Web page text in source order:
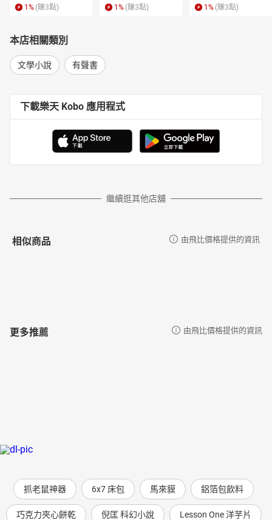
作者簡介／亞瑟．柯南．道爾爵士
1895年生於愛爾蘭，曾任船醫，深受偵探小說之父愛倫坡的影
響開始寫作，後以作家身分取得成功。第一部重要作品是發表於
1887年的偵探小說《血字的研究》，書中的主角就是之後聞名遐邇
貝爾教授。
柯南‧道爾一生寫了4部中篇偵探小說以及56部短篇偵探小說，
作家。1893年，柯南‧道爾認為福爾摩斯阻擋了他做其他「真正有
意義的事」，決定結束該系列，發表《最後一案》，安排福爾摩斯
與死敵同時墜入深淵，沒想到竟引起讀者強烈抗議，甚至成立「福
1930年過世，享年71歲，結束他不凡的人生，並為後世留下永恆不
朽的經典之作。
書店推理電子報。正職為文學小說、科普出版品編輯，工作資歷十
小說《危險情節》、《餓夢大饕客》。影視作品有華視《蘇爺爺的
聲音導演簡介／郭霖
甜耳朵讀劇社創社人
1 % (賺3點) 1 % (賺3點) 1 % (賺3點)
本店相關類別
文學小說 有聲書
下載樂天 Kobo 應用程式
繼續逛其他店舖
相似商品 由飛比價格提供的資訊
更多推薦 由飛比價格提供的資訊
抓老鼠神器 6x7 床包 馬來貘 鋁箔包飲料
巧克力夾心餅乾 倪匡 科幻小說 Lesson One 洋芋片